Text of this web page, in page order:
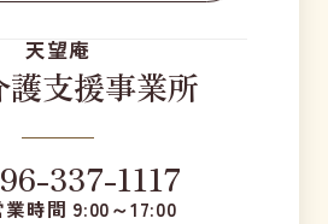
天望庵
護支援事業所
337-1117
業時間 9:00～17:00